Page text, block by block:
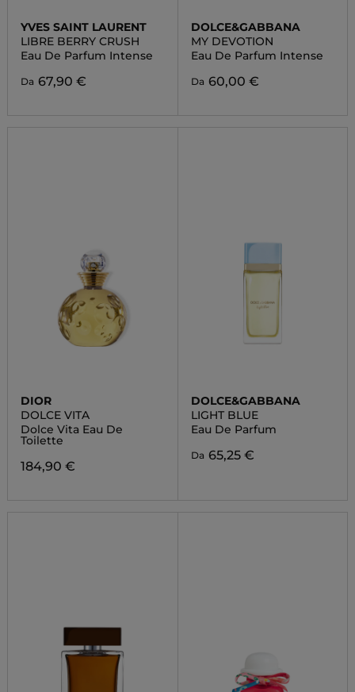
YVES SAINT LAURENT
LIBRE BERRY CRUSH
Eau De Parfum Intense
Da 67,90 €
DOLCE&GABBANA
MY DEVOTION
Eau De Parfum Intense
Da 60,00 €
DIOR
DOLCE VITA
Dolce Vita Eau De
Toilette
184,90 €
DOLCE&GABBANA
LIGHT BLUE
Eau De Parfum
Da 65,25 €